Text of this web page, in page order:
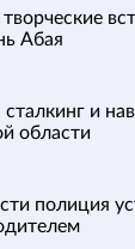
Абая
и
области
полиция